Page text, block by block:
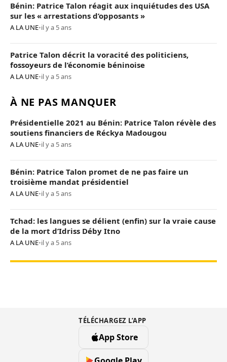
Bénin: Patrice Talon réagit aux inquiétudes des USA
sur les « arrestations d’opposants »
A LA UNE•il y a 5 ans
Patrice Talon décrit la voracité des politiciens,
fossoyeurs de l’économie béninoise
A LA UNE•il y a 5 ans
À NE PAS MANQUER
Présidentielle 2021 au Bénin: Patrice Talon révèle des
soutiens financiers de Réckya Madougou
A LA UNE•il y a 5 ans
Bénin: Patrice Talon promet de ne pas faire un
troisième mandat présidentiel
A LA UNE•il y a 5 ans
Tchad: les langues se délient (enfin) sur la vraie cause
de la mort d’Idriss Déby Itno
A LA UNE•il y a 5 ans
TÉLÉCHARGEZ L’APP
App Store